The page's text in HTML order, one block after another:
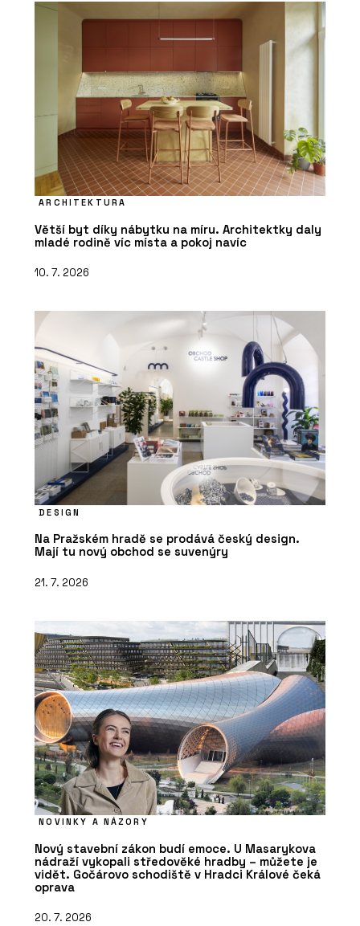
ČLÁNKY
Zvenku moderní a účelná
architektura, uvnitř kvalitní prostory
pro výuku a velkorysé atrium – novou
budovu ekonomické fakulty v Ostravě
brzy zaplní studenti
ARCHITEKTURA
Větší byt díky nábytku na míru. Architektky daly
mladé rodině víc místa a pokoj navíc
10. 7. 2026
DESIGN
Na Pražském hradě se prodává český design.
Mají tu nový obchod se suvenýry
21. 7. 2026
NOVINKY A NÁZORY
Nový stavební zákon budí emoce. U Masarykova
nádraží vykopali středověké hradby – můžete je
vidět. Gočárovo schodiště v Hradci Králové čeká
oprava
20. 7. 2026